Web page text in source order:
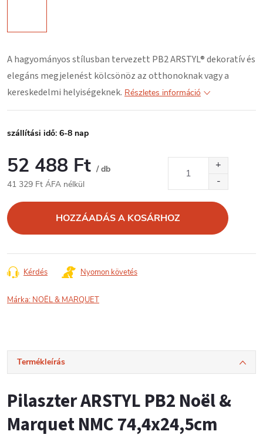
A hagyományos stílusban tervezett PB2 ARSTYL® dekoratív és
elegáns megjelenést kölcsönöz az otthonoknak vagy a
kereskedelmi helyiségeknek. Részletes információ
szállítási idő: 6-8 nap
52 488 Ft / db
41 329 Ft ÁFA nélkül
HOZZÁADÁS A KOSÁRHOZ
Kérdés Nyomon követés
Márka: NOËL & MARQUET
Termékleírás
Pilaszter ARSTYL PB2 Noël &
Marquet NMC 74,4x24,5cm